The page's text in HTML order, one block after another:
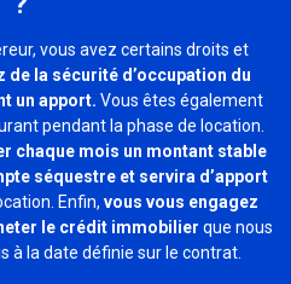
vous avez certains droits et
de la sécurité d’occupation du
un apport. Vous êtes également
pendant la phase de location.
chaque mois un montant stable
séquestre et servira d’apport
Enfin, vous vous engagez
le crédit immobilier que nous
à la date définie sur le contrat.